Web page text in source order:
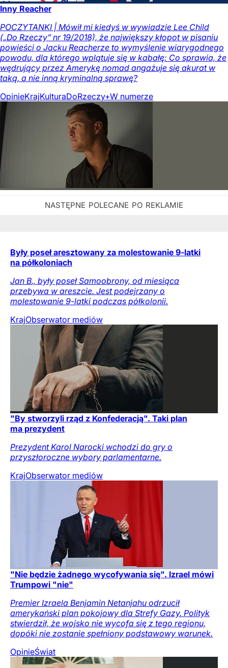
Inny Reacher
POCZYTANKI | Mówił mi kiedyś w wywiadzie Lee Child
(„Do Rzeczy” nr 19/2018), że największy kłopot w pisaniu
powieści o Jacku Reacherze to wymyślenie wiarygodnego
powodu, dla którego wplątuje się w kabałę: Co sprawia, że
wędrujący przez Amerykę nomad angażuje się akurat w
taką, a nie inną kryminalną sprawę?
OpinieKrajKulturaDoRzeczy+W numerze
Były poseł aresztowany za molestowanie 9-latki
na półkoloniach
Jan B., były poseł Samoobrony, od miesiąca
przebywa w areszcie. Jest podejrzany o
molestowanie 9-latki podczas półkolonii.
KrajObserwator mediów
"By stworzyli rząd z Konfederacją". Taki plan
ma prezydent
Prezydent Karol Narocki wchodzi do gry o
przyszłoroczne wybory parlamentarne.
KrajObserwator mediów
"Nie będzie żadnego wycofywania się". Izrael mówi
Trumpowi "nie"
Premier Izraela Benjamin Netanjahu odrzucił
amerykański plan pokojowy dla Strefy Gazy. Polityk
stwierdził, że wojsko nie wycofa się z tego regionu,
dopóki nie zostanie spełniony podstawowy warunek.
OpinieŚwiat